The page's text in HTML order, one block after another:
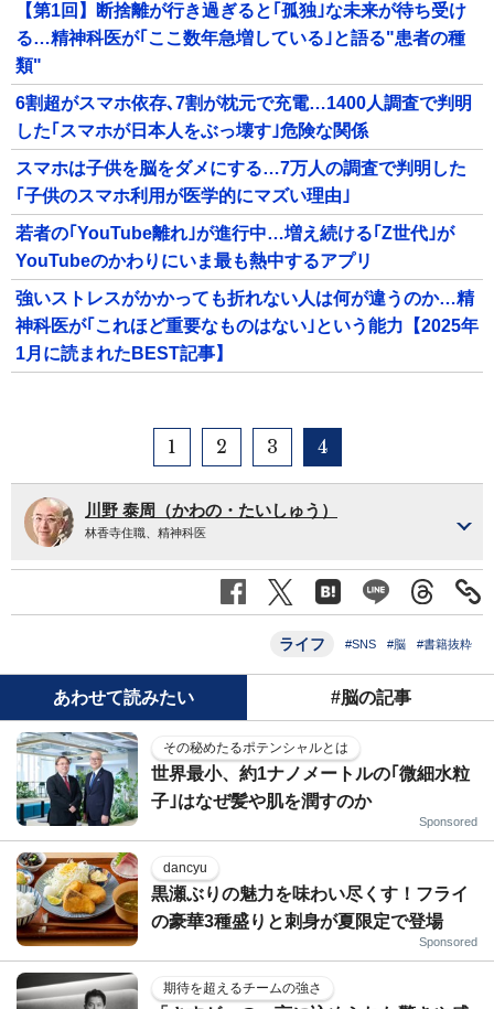
【第1回】断捨離が行き過ぎると｢孤独｣な未来が待ち受け
る…精神科医が｢ここ数年急増している｣と語る"患者の種
類"
6割超がスマホ依存､7割が枕元で充電…1400人調査で判明
した｢スマホが日本人をぶっ壊す｣危険な関係
スマホは子供を脳をダメにする…7万人の調査で判明した
｢子供のスマホ利用が医学的にマズい理由｣
若者の｢YouTube離れ｣が進行中…増え続ける｢Z世代｣が
YouTubeのかわりにいま最も熱中するアプリ
強いストレスがかかっても折れない人は何が違うのか…精
神科医が｢これほど重要なものはない｣という能力【2025年
1月に読まれたBEST記事】
1 2 3 4
川野 泰周（かわの・たいしゅう）
林香寺住職、精神科医
ライフ #SNS #脳 #書籍抜粋
あわせて読みたい #脳の記事
その秘めたるポテンシャルとは
世界最小、約1ナノメートルの｢微細水粒
子｣はなぜ髪や肌を潤すのか
Sponsored
dancyu
黒瀬ぶりの魅力を味わい尽くす！フライ
の豪華3種盛りと刺身が夏限定で登場
Sponsored
期待を超えるチームの強さ